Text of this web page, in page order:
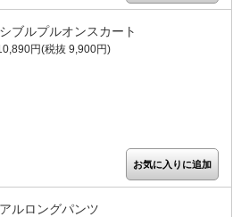
ブルプルオンスカート
円(税抜 9,900円)
ルロングパンツ